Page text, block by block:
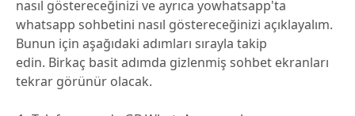
nasıl göstereceğinizi ve ayrıca yowhatsapp'ta
whatsapp sohbetini nasıl göstereceğinizi açıklayalım.
Bunun için aşağıdaki adımları sırayla takip
edin. Birkaç basit adımda gizlenmiş sohbet ekranları
tekrar görünür olacak.